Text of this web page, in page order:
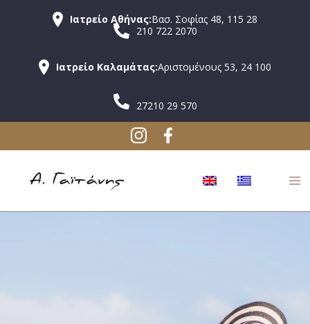
Ιατρείο Αθήνας:Βασ. Σοφίας 48, 115 28
210 722 2070
Ιατρείο Καλαμάτας:Αριστομένους 53, 24 100
27210 29 570